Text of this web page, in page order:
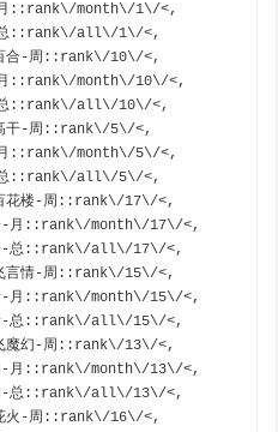
::rank\/month\/1\/<,
-总::rank\/all\/1\/<,
合-周::rank\/10\/<,
::rank\/month\/10\/<,
总::rank\/all\/10\/<,
干-周::rank\/5\/<,
::rank\/month\/5\/<,
-总::rank\/all\/5\/<,
花楼-周::rank\/17\/<,
-月::rank\/month\/17\/<,
-总::rank\/all\/17\/<,
言情-周::rank\/15\/<,
-月::rank\/month\/15\/<,
-总::rank\/all\/15\/<,
魔幻-周::rank\/13\/<,
-月::rank\/month\/13\/<,
-总::rank\/all\/13\/<,
火-周::rank\/16\/<,